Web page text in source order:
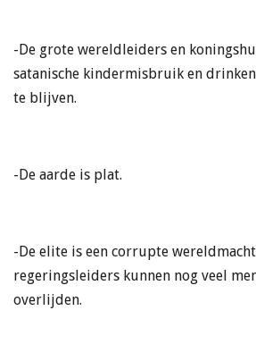
-De grote wereldleiders en
satanische kindermisbruik en
te blijven.
-De aarde is plat.
-De elite is een corrupte
regeringsleiders kunnen nog veel
overlijden.